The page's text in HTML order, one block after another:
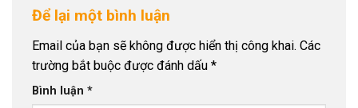
Để lại một bình luận
Email của bạn sẽ không được hiển thị công khai. Các
trường bắt buộc được đánh dấu *
Bình luận *